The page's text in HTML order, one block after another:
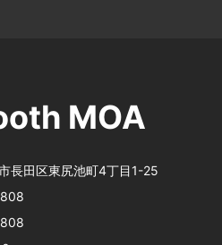
MOA
長田区東尻池町4丁目1-25